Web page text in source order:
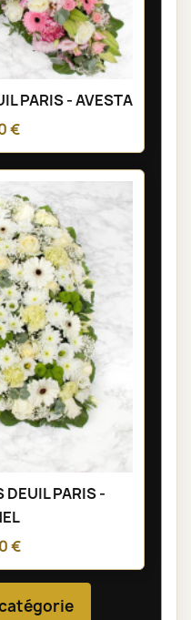
PARIS - AVESTA
€
DEUIL PARIS -
€